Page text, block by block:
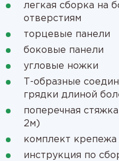
легкая сборка на
отверстиям
торцевые панели
боковые панели
угловые ножки
Т-образные
грядки длиной
поперечная
2м)
комплект крепежа
инструкция по